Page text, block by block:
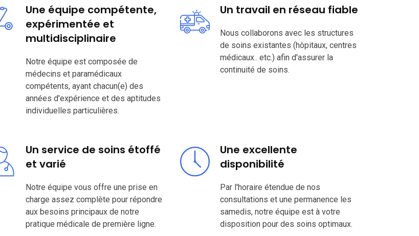
Une équipe compétente,
expérimentée et
multidisciplinaire
Notre équipe est composée de
médecins et paramédicaux
compétents, ayant chacun(e) des
années d'expérience et des aptitudes
individuelles particulières.
Un travail en réseau fiable
Nous collaborons avec les structures
de soins existantes (hôpitaux, centres
médicaux.. etc.) afin d'assurer la
continuité de soins.
Un service de soins étoffé
et varié
Notre équipe vous offre une prise en
charge assez complète pour répondre
aux besoins principaux de notre
pratique médicale de première ligne.
Une excellente
disponibilité
Par l'horaire étendue de nos
consultations et une permanence les
samedis, notre équipe est à votre
disposition pour des soins optimaux.